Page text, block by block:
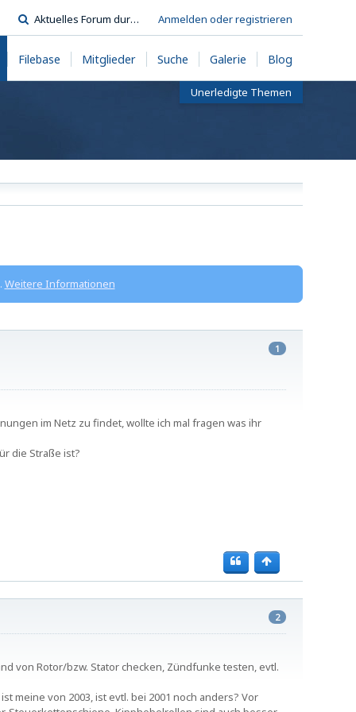
Anmelden oder registrieren
Unerledigte Themen
Filebase Mitglieder Suche Galerie Blog
Weitere Informationen
1
im Netz zu findet, wollte ich mal fragen was ihr
die Straße ist?
2
von Rotor/bzw. Stator checken, Zündfunke testen, evtl.
meine von 2003, ist evtl. bei 2001 noch anders? Vor